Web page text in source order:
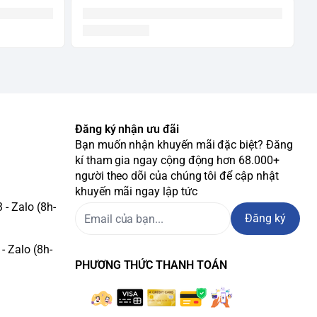
- Zalo (8h-
Zalo (8h-
Đăng ký nhận ưu đãi
Bạn muốn nhận khuyến mãi đặc biệt? Đăng
kí tham gia ngay cộng động hơn 68.000+
người theo dõi của chúng tôi để cập nhật
khuyến mãi ngay lập tức
Đăng ký
PHƯƠNG THỨC THANH TOÁN